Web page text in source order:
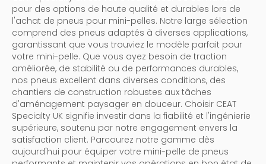
pour des options de haute qualité et durables lors de
l'achat de pneus pour mini-pelles. Notre large sélection
comprend des pneus adaptés à diverses applications,
garantissant que vous trouviez le modèle parfait pour
votre mini-pelle. Que vous ayez besoin de traction
améliorée, de stabilité ou de performances durables,
nos pneus excellent dans diverses conditions, des
chantiers de construction robustes aux tâches
d'aménagement paysager en douceur. Choisir CEAT
Specialty UK signifie investir dans la fiabilité et l'ingénierie
supérieure, soutenu par notre engagement envers la
satisfaction client. Parcourez notre gamme dès
aujourd'hui pour équiper votre mini-pelle de pneus